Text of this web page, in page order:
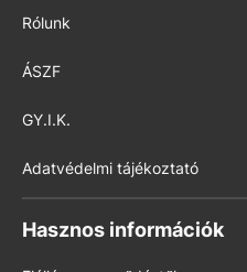
Rólunk
ÁSZF
GY.I.K.
Adatvédelmi tájékoztató
Hasznos információk